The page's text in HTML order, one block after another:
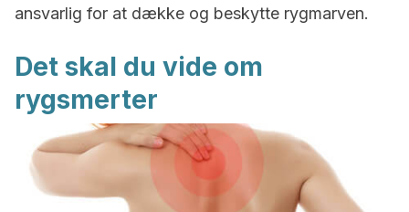
ansvarlig for at dække og beskytte rygmarven.
Det skal du vide om
rygsmerter